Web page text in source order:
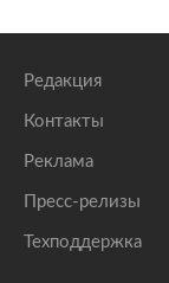
Редакция
Контакты
Реклама
Пресс-релизы
Техподдержка